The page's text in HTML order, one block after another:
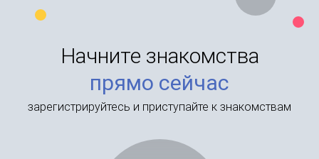
Начните знакомства
прямо сейчас
зарегистрируйтесь и приступайте к знакомствам